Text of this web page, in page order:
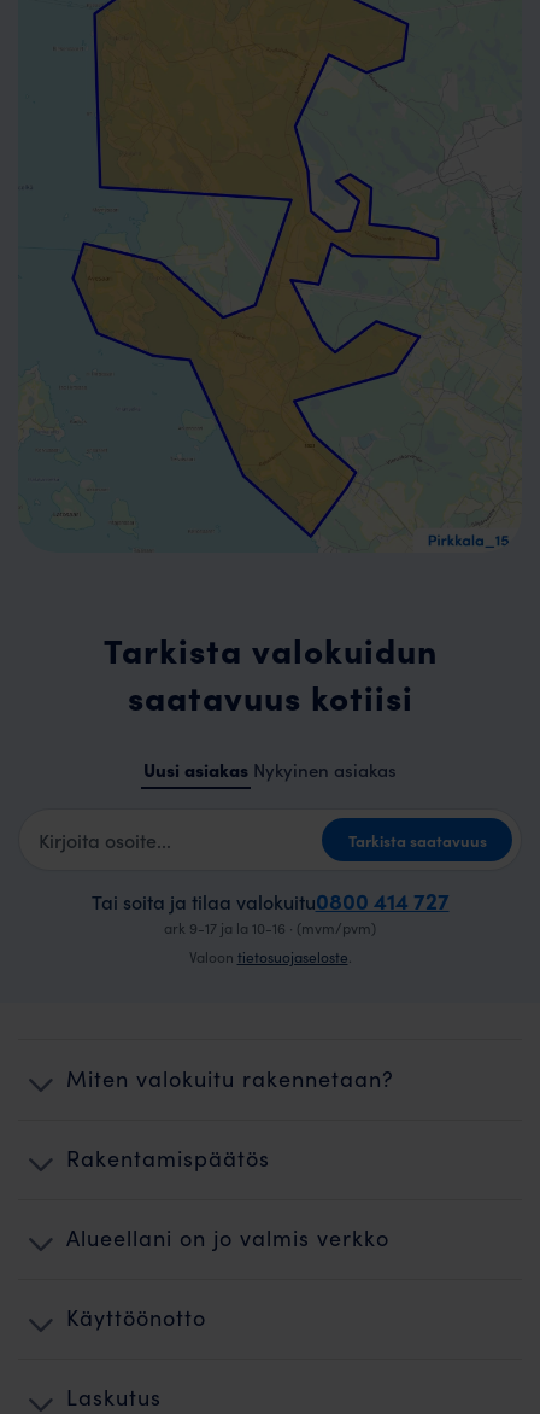
Tarkista valokuidun
saatavuus kotiisi
Uusi asiakas Nykyinen asiakas
Tarkista saatavuus
Tai soita ja tilaa valokuitu0800 414 727
ark 9-17 ja la 10-16 · (mvm/pvm)
Valoon tietosuojaseloste.
Miten valokuitu rakennetaan?
Rakentamispäätös
Alueellani on jo valmis verkko
Käyttöönotto
Laskutus